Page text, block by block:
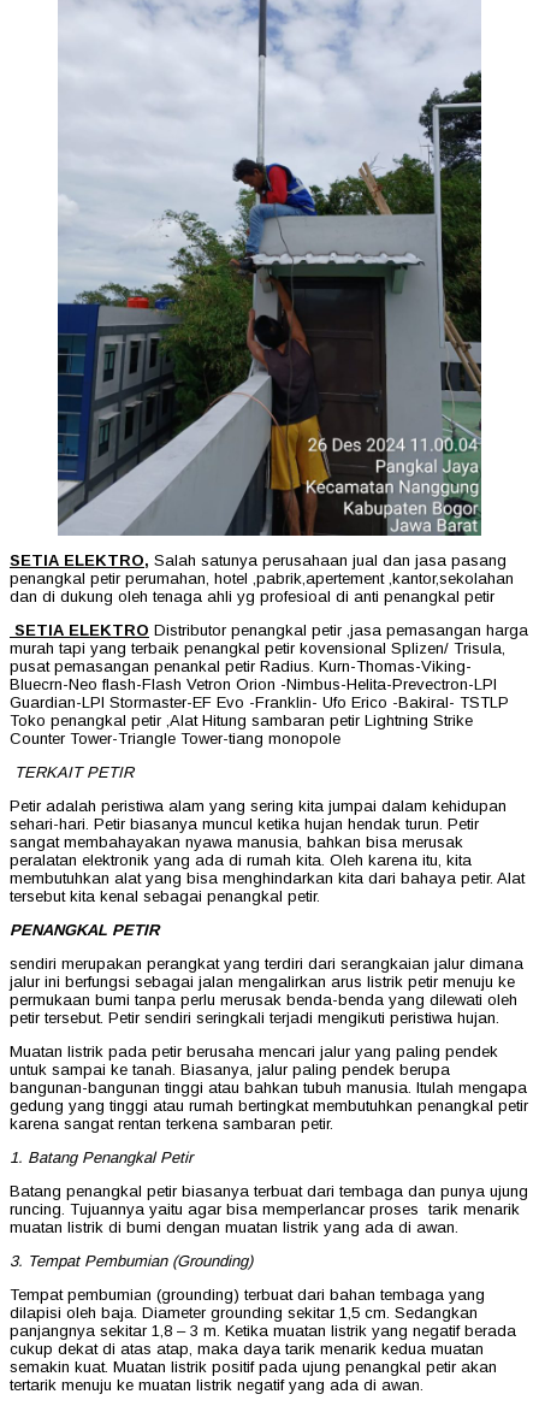
SETIA ELEKTRO, Salah satunya perusahaan jual dan jasa pasang
penangkal petir perumahan, hotel ,pabrik,apertement ,kantor,sekolahan
dan di dukung oleh tenaga ahli yg profesioal di anti penangkal petir
SETIA ELEKTRO Distributor penangkal petir ,jasa pemasangan harga
murah tapi yang terbaik penangkal petir kovensional Splizen/ Trisula,
pusat pemasangan penankal petir Radius. Kurn-Thomas-Viking-
Bluecrn-Neo flash-Flash Vetron Orion -Nimbus-Helita-Prevectron-LPI
Guardian-LPI Stormaster-EF Evo -Franklin- Ufo Erico -Bakiral- TSTLP
Toko penangkal petir ,Alat Hitung sambaran petir Lightning Strike
Counter Tower-Triangle Tower-tiang monopole
TERKAIT PETIR
Petir adalah peristiwa alam yang sering kita jumpai dalam kehidupan
sehari-hari. Petir biasanya muncul ketika hujan hendak turun. Petir
sangat membahayakan nyawa manusia, bahkan bisa merusak
peralatan elektronik yang ada di rumah kita. Oleh karena itu, kita
membutuhkan alat yang bisa menghindarkan kita dari bahaya petir. Alat
tersebut kita kenal sebagai penangkal petir.
PENANGKAL PETIR
sendiri merupakan perangkat yang terdiri dari serangkaian jalur dimana
jalur ini berfungsi sebagai jalan mengalirkan arus listrik petir menuju ke
permukaan bumi tanpa perlu merusak benda-benda yang dilewati oleh
petir tersebut. Petir sendiri seringkali terjadi mengikuti peristiwa hujan.
Muatan listrik pada petir berusaha mencari jalur yang paling pendek
untuk sampai ke tanah. Biasanya, jalur paling pendek berupa
bangunan-bangunan tinggi atau bahkan tubuh manusia. Itulah mengapa
gedung yang tinggi atau rumah bertingkat membutuhkan penangkal petir
karena sangat rentan terkena sambaran petir.
1. Batang Penangkal Petir
Batang penangkal petir biasanya terbuat dari tembaga dan punya ujung
runcing. Tujuannya yaitu agar bisa memperlancar proses tarik menarik
muatan listrik di bumi dengan muatan listrik yang ada di awan.
3. Tempat Pembumian (Grounding)
Tempat pembumian (grounding) terbuat dari bahan tembaga yang
dilapisi oleh baja. Diameter grounding sekitar 1,5 cm. Sedangkan
panjangnya sekitar 1,8 – 3 m. Ketika muatan listrik yang negatif berada
cukup dekat di atas atap, maka daya tarik menarik kedua muatan
semakin kuat. Muatan listrik positif pada ujung penangkal petir akan
tertarik menuju ke muatan listrik negatif yang ada di awan.